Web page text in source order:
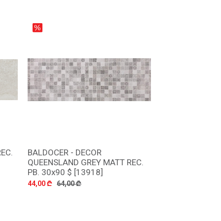
დამატება
BALDOCER - DECOR
QUEENSLAND GREY MATT REC.
PB. 30x90 $ [13918]
44,00 ₾ 64,00 ₾